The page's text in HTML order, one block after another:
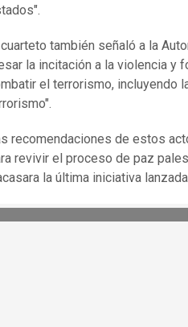
también señaló a la
la incitación a la violencia y
el terrorismo, incluyendo
recomendaciones de estos
revivir el proceso de paz
la última iniciativa